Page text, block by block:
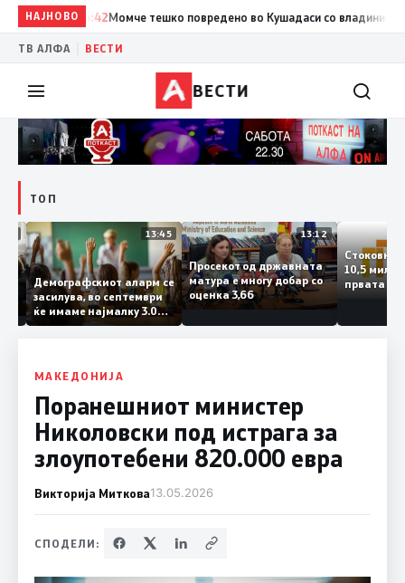
НАЈНОВО
14:42Момче тешко повредено во Кушадаси со владиниот
ТВ АЛФА ВЕСТИ
ВЕСТИ
ТОП
14:12 13:45
Демографскиот аларм се
засилува, во септември
ќе имаме најмалку 3.000
првачиња помалку
13:12
Просекот од државната
матура е многу добар со
оценка 3,66
10,5
МАКЕДОНИЈА
Поранешниот министер
Николовски под истрага за
злоупотебени 820.000 евра
Викторија Миткова13.05.2026
СПОДЕЛИ: